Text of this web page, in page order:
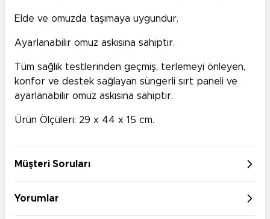
Elde ve omuzda taşımaya uygundur.
Ayarlanabilir omuz askısına sahiptir.
Tüm sağlık testlerinden geçmiş, terlemeyi önleyen,
konfor ve destek sağlayan süngerli sırt paneli ve
ayarlanabilir omuz askısına sahiptir.
Ürün Ölçüleri: 29 x 44 x 15 cm.
Müşteri Soruları
Yorumlar